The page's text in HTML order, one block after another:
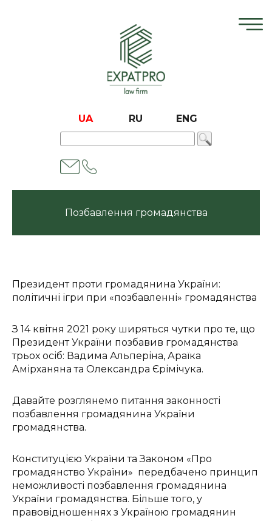
UA RU ENG
Позбавлення громадянства
Президент проти громадянина України:
політичні ігри при «позбавленні» громадянства
З 14 квітня 2021 року ширяться чутки про те, що
Президент України позбавив громадянства
трьох осіб: Вадима Альперіна, Араїка
Амірханяна та Олександра Єрімічука.
Давайте розглянемо питання законності
позбавлення громадянина України
громадянства.
Конституцією України та Законом «Про
громадянство України» передбачено принцип
неможливості позбавлення громадянина
України громадянства. Більше того, у
правовідношеннях з Україною громадянин